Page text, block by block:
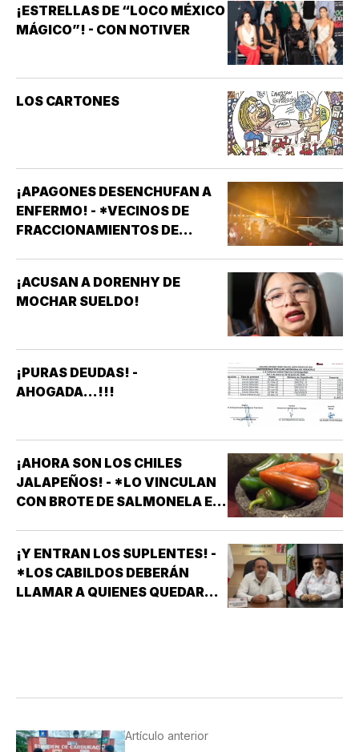
¡ESTRELLAS DE “LOCO MÉXICO
MÁGICO”! - CON NOTIVER
LOS CARTONES
¡APAGONES DESENCHUFAN A
ENFERMO! - *VECINOS DE
FRACCIONAMIENTOS DE
AFECTAN ELEVADORES,
TRATAMIENTOS MÉDICOS Y
¡ACUSAN A DORENHY DE
MOCHAR SUELDO!
¡PURAS DEUDAS! -
AHOGADA...!!!
¡AHORA SON LOS CHILES
JALAPEÑOS! - *LO VINCULAN
CON BROTE DE SALMONELA EN
¡Y ENTRAN LOS SUPLENTES! -
*LOS CABILDOS DEBERÁN
LLAMAR A QUIENES QUEDARON
Artículo anterior